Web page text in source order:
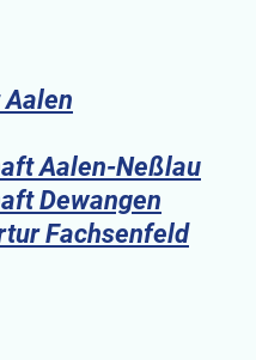
Aalen-Neßlau
Dewangen
Fachsenfeld